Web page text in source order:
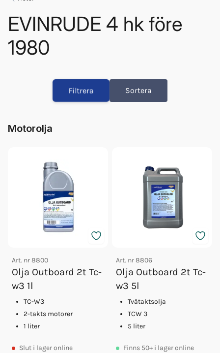
EVINRUDE 4 hk före
1980
Olja Outboard 2t Tc-w3 1l
Olja Outboard 2t Tc-w3 5l
Tvåtaktsolja Tc-w3 5l
Filtrera Sortera
Motorolja
Art. nr8800
Olja Outboard 2t Tc-
w3 1l
TC-W3
2-takts motorer
1 liter
Slut i lager online
Art. nr8806
Olja Outboard 2t Tc-
w3 5l
Tvåtaktsolja
TCW 3
5 liter
Finns 50+ i lager online